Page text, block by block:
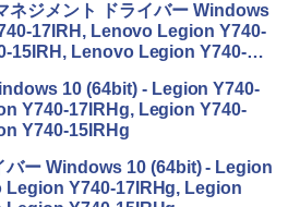
ネジメント ドライバー Windows
17IRH, Lenovo Legion Y740-
15IRH, Lenovo Legion Y740-
10 (64bit) - Legion Y740-
Y740-17IRHg, Legion Y740-
Y740-15IRHg
バー Windows 10 (64bit) - Legion
Legion Y740-17IRHg, Legion